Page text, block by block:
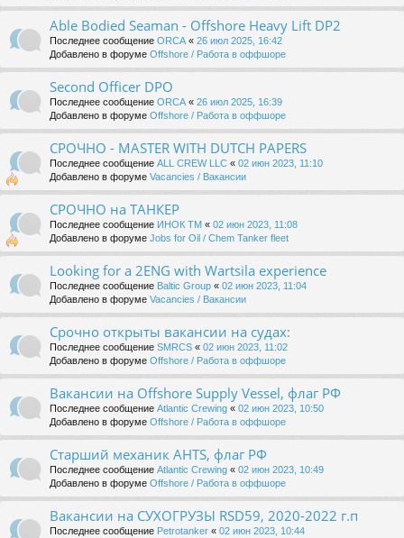
Able Bodied Seaman - Offshore Heavy Lift DP2
Последнее сообщение ORCA « 26 июл 2025, 16:42
Добавлено в форуме Offshore / Работа в оффшоре
Second Officer DPO
Последнее сообщение ORCA « 26 июл 2025, 16:39
Добавлено в форуме Offshore / Работа в оффшоре
СРОЧНО - MASTER WITH DUTCH PAPERS
Последнее сообщение ALL CREW LLC « 02 июн 2023, 11:10
Добавлено в форуме Vacancies / Вакансии
СРОЧНО на ТАНКЕР
Последнее сообщение ИНОК ТМ « 02 июн 2023, 11:08
Добавлено в форуме Jobs for Oil / Chem Tanker fleet
Looking for a 2ENG with Wartsila experience
Последнее сообщение Baltic Group « 02 июн 2023, 11:04
Добавлено в форуме Vacancies / Вакансии
Срочно открыты вакансии на судах:
Последнее сообщение SMRCS « 02 июн 2023, 11:02
Добавлено в форуме Offshore / Работа в оффшоре
Вакансии на Offshore Supply Vessel, флаг РФ
Последнее сообщение Atlantic Crewing « 02 июн 2023, 10:50
Добавлено в форуме Offshore / Работа в оффшоре
Старший механик AHTS, флаг РФ
Последнее сообщение Atlantic Crewing « 02 июн 2023, 10:49
Добавлено в форуме Offshore / Работа в оффшоре
Вакансии на СУХОГРУЗЫ RSD59, 2020-2022 г.п
Последнее сообщение Petrotanker « 02 июн 2023, 10:44